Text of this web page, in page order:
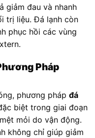
giảm đau và nhanh
trị liệu. Đá lạnh còn
phục hồi các vùng
Pháp
phương pháp đá
biệt trong giai đoạn
mỏi do vận động.
không chỉ giúp giảm